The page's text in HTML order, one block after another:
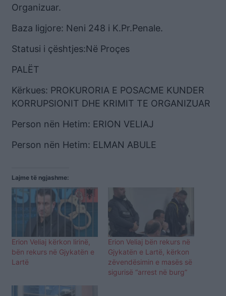
Organizuar.
Baza ligjore: Neni 248 i K.Pr.Penale.
Statusi i çështjes:Në Proçes
PALËT
Kërkues: PROKURORIA E POSACME KUNDER
KORRUPSIONIT DHE KRIMIT TE ORGANIZUAR
Person nën Hetim: ERION VELIAJ
Person nën Hetim: ELMAN ABULE
Lajme të ngjashme:
Erion Veliaj kërkon lirinë,
bën rekurs në Gjykatën e
Lartë
Erion Veliaj bën rekurs në
Gjykatën e Lartë, kërkon
zëvendësimin e masës së
sigurisë “arrest në burg”